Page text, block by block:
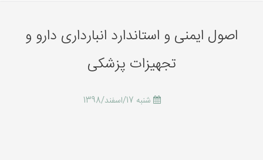
اصول ایمنی و استاندارد انبارداری دارو و
تجهیزات پزشکی
شنبه 17/اسفند/1398